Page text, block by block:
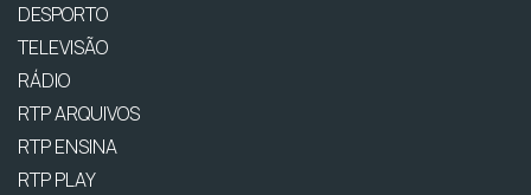
DESPORTO
TELEVISÃO
RÁDIO
RTP ARQUIVOS
RTP ENSINA
RTP PLAY